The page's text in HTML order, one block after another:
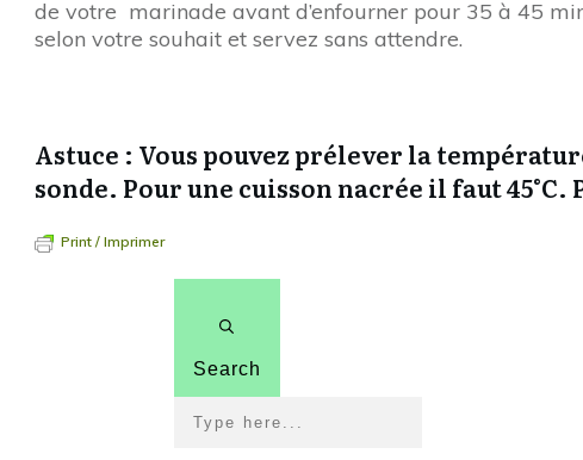
de votre marinade avant d’enfourner pour 35 à 45
selon votre souhait et servez sans attendre.
Astuce : Vous pouvez prélever la
sonde. Pour une cuisson nacrée il faut 45°C.
Print / Imprimer
Search